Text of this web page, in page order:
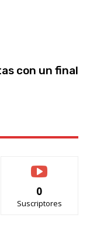
con un final
0
Suscriptores